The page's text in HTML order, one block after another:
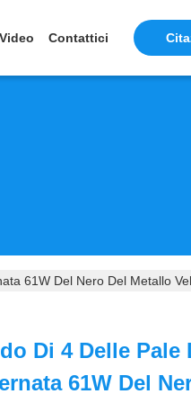
Video Contattici
61W Del Nero Del Metallo
Di 4 Delle Pale
61W Del